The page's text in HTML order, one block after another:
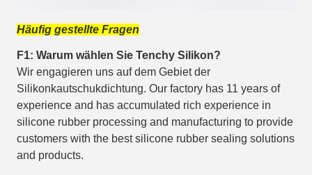
Häufig gestellte Fragen
F1: Warum wählen Sie Tenchy Silikon?
Wir engagieren uns auf dem Gebiet der
Silikonkautschukdichtung. Our factory has 11 years of
experience and has accumulated rich experience in
silicone rubber processing and manufacturing to provide
customers with the best silicone rubber sealing solutions
and products.